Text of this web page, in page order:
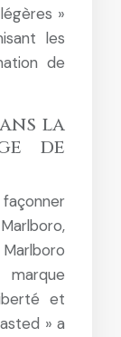
»
les
de
la
de
et
» a